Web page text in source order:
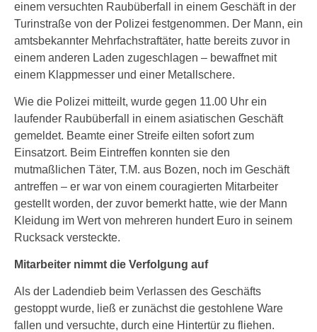
einem versuchten Raubüberfall in einem Geschäft in der
Turinstraße von der Polizei festgenommen. Der Mann, ein
amtsbekannter Mehrfachstraftäter, hatte bereits zuvor in
einem anderen Laden zugeschlagen – bewaffnet mit
einem Klappmesser und einer Metallschere.
Wie die Polizei mitteilt, wurde gegen 11.00 Uhr ein
laufender Raubüberfall in einem asiatischen Geschäft
gemeldet. Beamte einer Streife eilten sofort zum
Einsatzort. Beim Eintreffen konnten sie den
mutmaßlichen Täter, T.M. aus Bozen, noch im Geschäft
antreffen – er war von einem couragierten Mitarbeiter
gestellt worden, der zuvor bemerkt hatte, wie der Mann
Kleidung im Wert von mehreren hundert Euro in seinem
Rucksack versteckte.
Mitarbeiter nimmt die Verfolgung auf
Als der Ladendieb beim Verlassen des Geschäfts
gestoppt wurde, ließ er zunächst die gestohlene Ware
fallen und versuchte, durch eine Hintertür zu fliehen.